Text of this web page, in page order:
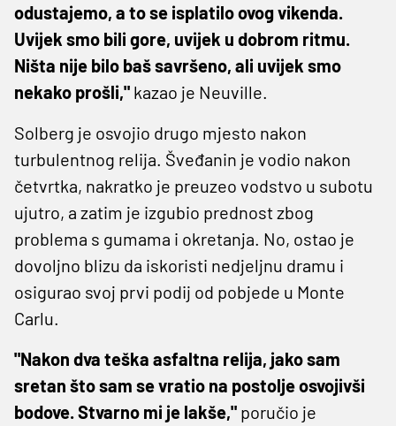
odustajemo, a to se isplatilo ovog vikenda.
Uvijek smo bili gore, uvijek u dobrom ritmu.
Ništa nije bilo baš savršeno, ali uvijek smo
nekako prošli," kazao je Neuville.
Solberg je osvojio drugo mjesto nakon
turbulentnog relija. Šveđanin je vodio nakon
četvrtka, nakratko je preuzeo vodstvo u subotu
ujutro, a zatim je izgubio prednost zbog
problema s gumama i okretanja. No, ostao je
dovoljno blizu da iskoristi nedjeljnu dramu i
osigurao svoj prvi podij od pobjede u Monte
Carlu.
"Nakon dva teška asfaltna relija, jako sam
sretan što sam se vratio na postolje osvojivši
bodove. Stvarno mi je lakše," poručio je